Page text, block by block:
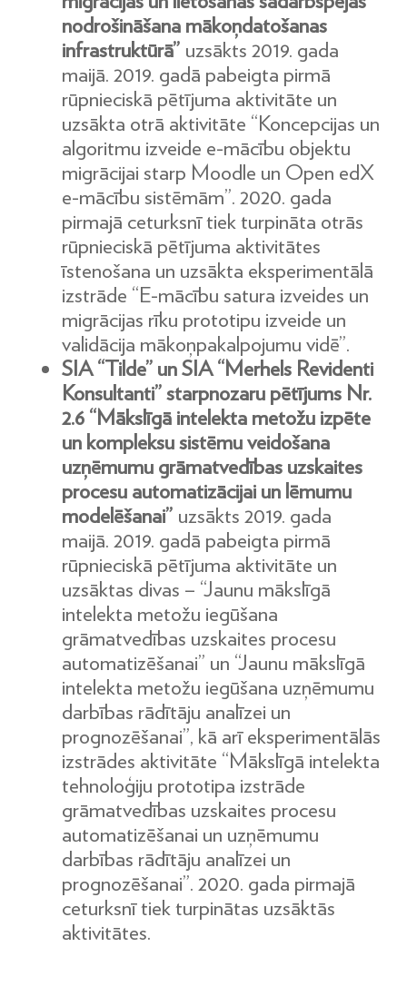
nodrošināšana mākoņdatošanas
infrastruktūrā” uzsākts 2019. gada
maijā. 2019. gadā pabeigta pirmā
rūpnieciskā pētījuma aktivitāte un
uzsākta otrā aktivitāte “Koncepcijas un
algoritmu izveide e-mācību objektu
migrācijai starp Moodle un Open edX
e-mācību sistēmām”. 2020. gada
pirmajā ceturksnī tiek turpināta otrās
rūpnieciskā pētījuma aktivitātes
īstenošana un uzsākta eksperimentālā
izstrāde “E-mācību satura izveides un
migrācijas rīku prototipu izveide un
validācija mākoņpakalpojumu vidē”.
SIA “Tilde” un SIA “Merhels Revidenti
Konsultanti” starpnozaru pētījums Nr.
2.6 “Mākslīgā intelekta metožu izpēte
un kompleksu sistēmu veidošana
uzņēmumu grāmatvedības uzskaites
procesu automatizācijai un lēmumu
modelēšanai” uzsākts 2019. gada
maijā. 2019. gadā pabeigta pirmā
rūpnieciskā pētījuma aktivitāte un
uzsāktas divas – “Jaunu mākslīgā
intelekta metožu iegūšana
grāmatvedības uzskaites procesu
automatizēšanai” un “Jaunu mākslīgā
intelekta metožu iegūšana uzņēmumu
darbības rādītāju analīzei un
prognozēšanai”, kā arī eksperimentālās
izstrādes aktivitāte “Mākslīgā intelekta
tehnoloģiju prototipa izstrāde
grāmatvedības uzskaites procesu
automatizēšanai un uzņēmumu
darbības rādītāju analīzei un
prognozēšanai”. 2020. gada pirmajā
ceturksnī tiek turpinātas uzsāktās
aktivitātes.